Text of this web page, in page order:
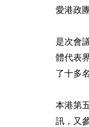
愛港政
是次會
體代表
了十多
本港第
訊，又